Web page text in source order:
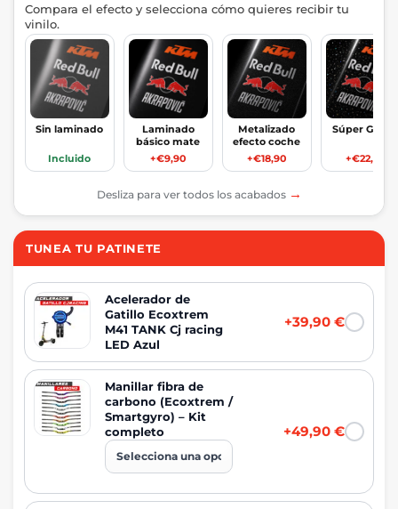
Compara el efecto y selecciona cómo quieres recibir tu
vinilo.
Sin laminado
Incluido
Laminado
básico mate
+€9,90
Metalizado
efecto coche
+€18,90
Súper Glitter
+€22,90
Desliza para ver todos los acabados →
TUNEA TU PATINETE
Acelerador de
Gatillo Ecoxtrem
M41 TANK Cj racing
LED Azul
+39,90 €
Manillar fibra de
carbono (Ecoxtrem /
Smartgyro) – Kit
completo
+49,90 €